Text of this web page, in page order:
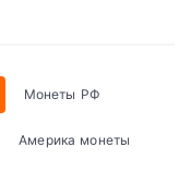
Монеты РФ
Америка монеты